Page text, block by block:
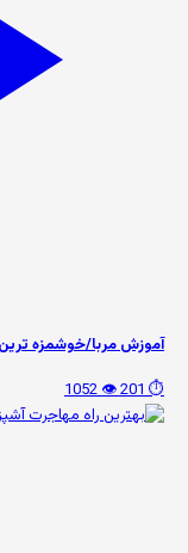
آموزش مربا/خوشمزه ترین
⏱️ 201
👁️ 1052